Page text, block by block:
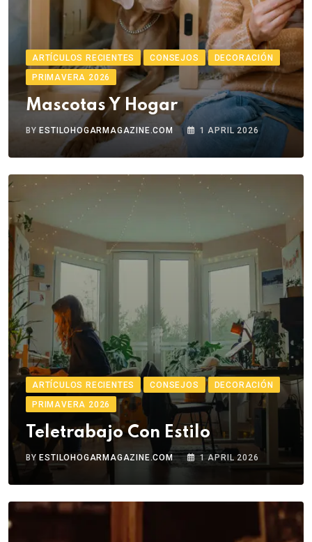
ARTÍCULOS RECIENTES CONSEJOS
DECORACIÓN
PRIMAVERA 2026
Mascotas Y Hogar
BY ESTILOHOGARMAGAZINE.COM 1 APRIL 2026
ARTÍCULOS RECIENTES CONSEJOS
DECORACIÓN
PRIMAVERA 2026
Teletrabajo Con Estilo
BY ESTILOHOGARMAGAZINE.COM 1 APRIL 2026